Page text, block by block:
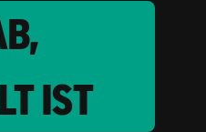
IST